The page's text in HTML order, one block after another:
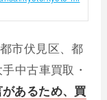
市伏見区、都
中古車買取・
あるため、買